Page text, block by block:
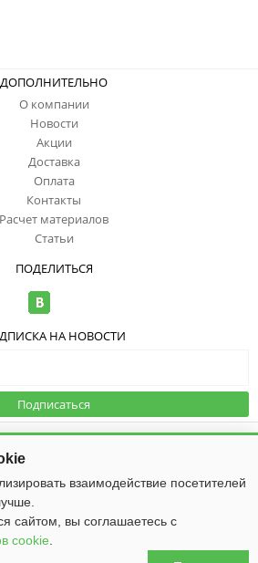
ДОПОЛНИТЕЛЬНО
О компании
Новости
Акции
Доставка
Оплата
Контакты
Расчет материалов
Статьи
ПОДЕЛИТЬСЯ
НА НОВОСТИ
Подписаться
права
«ИзоТоп»
Нижний Новгород, ул. Ю. Фучика, д. 50
взаимодействие посетителей
сайтом, вы соглашаетесь с
cookie